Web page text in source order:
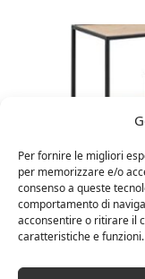
Per fornire le migliori
per memorizzare e/o
consenso a queste
comportamento di
acconsentire o ritirare il
caratteristiche e funzioni.
Amazon Basics